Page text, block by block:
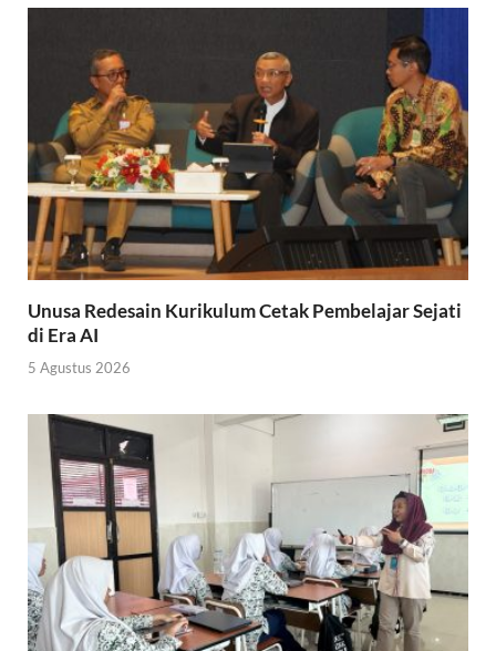
Unusa Redesain Kurikulum Cetak Pembelajar Sejati
di Era AI
5 Agustus 2026